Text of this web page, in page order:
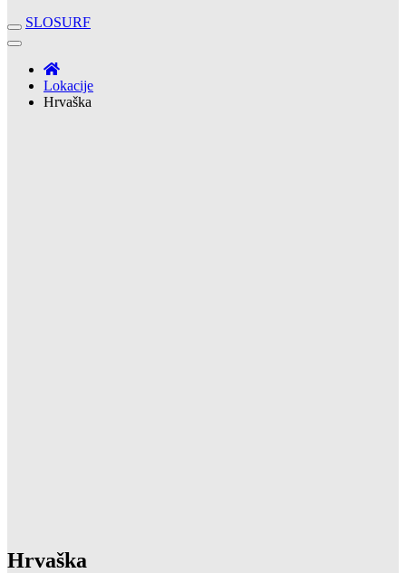
SLOSURF
Lokacije
Hrvaška
Hrvaška